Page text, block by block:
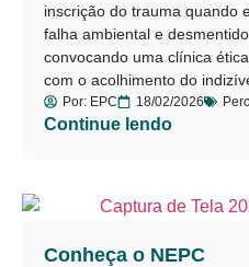
inscrição do trauma quando
falha ambiental e
convocando uma clínica
com o acolhimento do
Por: EPC 18/02/2026
Continue lendo
Conheça o NEPC